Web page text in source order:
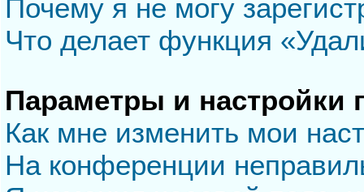
Почему я не могу
Что делает функция
Параметры и настройки
Как мне изменить мои
На конференции